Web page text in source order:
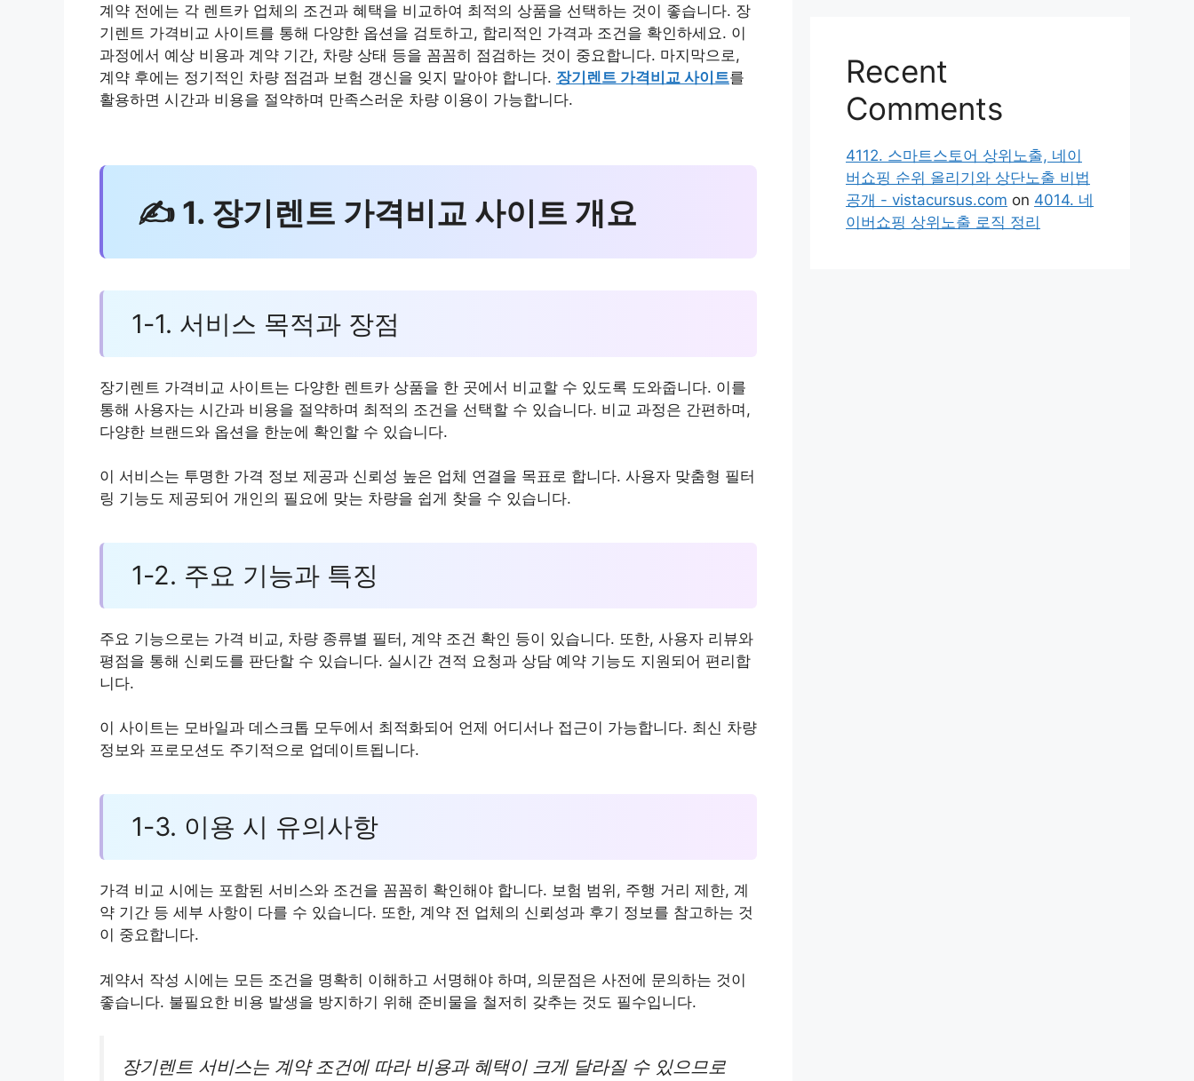
계약 전에는 각 렌트카 업체의 조건과 혜택을 비교하여 최적의 상품을 선택하는 것이 좋습니다. 장
기렌트 가격비교 사이트를 통해 다양한 옵션을 검토하고, 합리적인 가격과 조건을 확인하세요. 이
과정에서 예상 비용과 계약 기간, 차량 상태 등을 꼼꼼히 점검하는 것이 중요합니다. 마지막으로,
계약 후에는 정기적인 차량 점검과 보험 갱신을 잊지 말아야 합니다. 장기렌트 가격비교 사이트를
활용하면 시간과 비용을 절약하며 만족스러운 차량 이용이 가능합니다.
✍ 1. 장기렌트 가격비교 사이트 개요
1-1. 서비스 목적과 장점
장기렌트 가격비교 사이트는 다양한 렌트카 상품을 한 곳에서 비교할 수 있도록 도와줍니다. 이를
통해 사용자는 시간과 비용을 절약하며 최적의 조건을 선택할 수 있습니다. 비교 과정은 간편하며,
다양한 브랜드와 옵션을 한눈에 확인할 수 있습니다.
이 서비스는 투명한 가격 정보 제공과 신뢰성 높은 업체 연결을 목표로 합니다. 사용자 맞춤형 필터
링 기능도 제공되어 개인의 필요에 맞는 차량을 쉽게 찾을 수 있습니다.
1-2. 주요 기능과 특징
주요 기능으로는 가격 비교, 차량 종류별 필터, 계약 조건 확인 등이 있습니다. 또한, 사용자 리뷰와
평점을 통해 신뢰도를 판단할 수 있습니다. 실시간 견적 요청과 상담 예약 기능도 지원되어 편리합
니다.
이 사이트는 모바일과 데스크톱 모두에서 최적화되어 언제 어디서나 접근이 가능합니다. 최신 차량
정보와 프로모션도 주기적으로 업데이트됩니다.
1-3. 이용 시 유의사항
가격 비교 시에는 포함된 서비스와 조건을 꼼꼼히 확인해야 합니다. 보험 범위, 주행 거리 제한, 계
약 기간 등 세부 사항이 다를 수 있습니다. 또한, 계약 전 업체의 신뢰성과 후기 정보를 참고하는 것
이 중요합니다.
계약서 작성 시에는 모든 조건을 명확히 이해하고 서명해야 하며, 의문점은 사전에 문의하는 것이
좋습니다. 불필요한 비용 발생을 방지하기 위해 준비물을 철저히 갖추는 것도 필수입니다.
장기렌트 서비스는 계약 조건에 따라 비용과 혜택이 크게 달라질 수 있으므로
Recent
Comments
4112. 스마트스토어 상위노출, 네이
버쇼핑 순위 올리기와 상단노출 비법
공개 - vistacursus.com on 4014. 네
이버쇼핑 상위노출 로직 정리